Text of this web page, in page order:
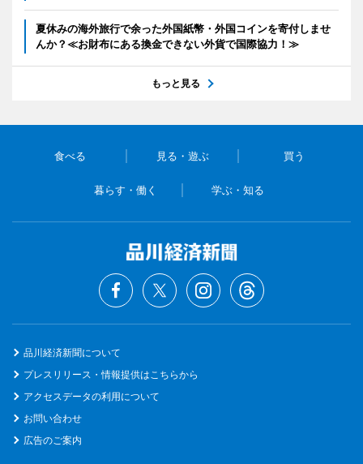
夏休みの海外旅行で余った外国紙幣・外国コインを寄付しませ
んか？≪お財布にある換金できない外貨で国際協力！≫
もっと見る
食べる 見る・遊ぶ 買う
暮らす・働く 学ぶ・知る
品川経済新聞について
プレスリリース・情報提供はこちらから
アクセスデータの利用について
お問い合わせ
広告のご案内